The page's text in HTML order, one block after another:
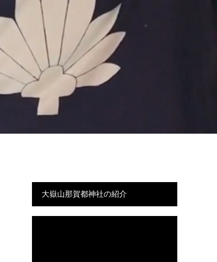
大嶽山那賀都神社の紹介